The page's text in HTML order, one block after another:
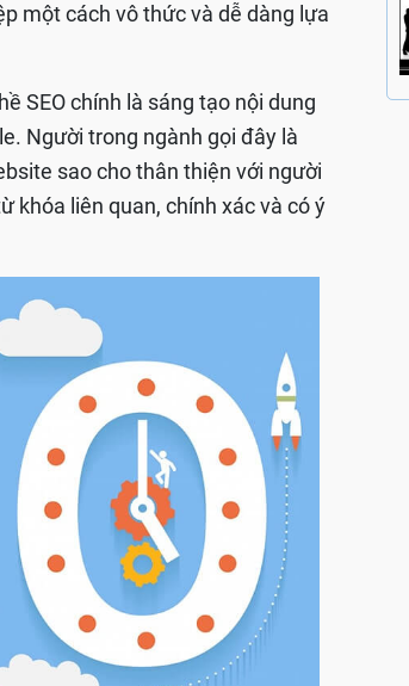
một cách vô thức và dễ dàng lựa
SEO chính là sáng tạo nội dung
Người trong ngành gọi đây là
sao cho thân thiện với người
khóa liên quan, chính xác và có ý